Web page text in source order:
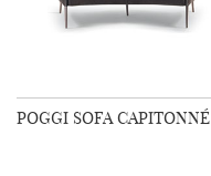
POGGI SOFA CAPITONNÉ